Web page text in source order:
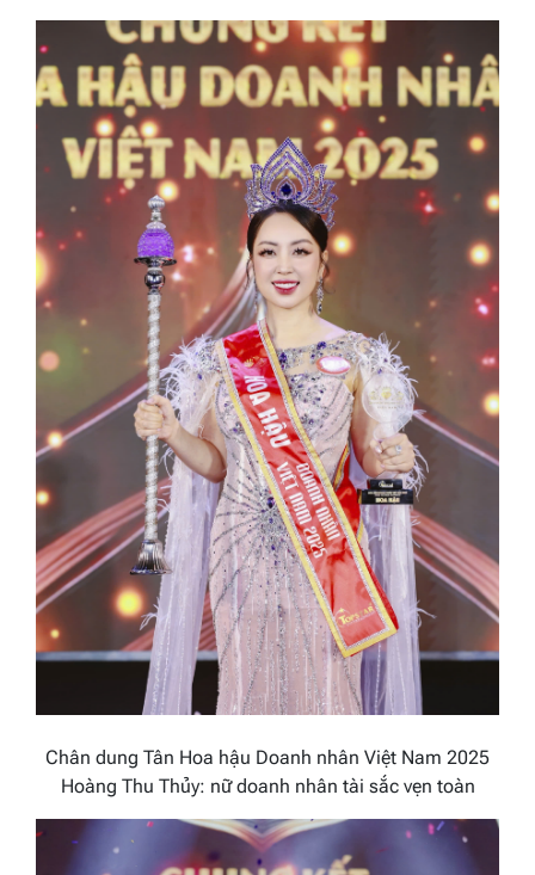
Chân dung Tân Hoa hậu Doanh nhân Việt Nam 2025
Hoàng Thu Thủy: nữ doanh nhân tài sắc vẹn toàn